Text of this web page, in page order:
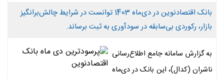
بانک اقتصادنوین در دی‌ماه 1403 توانست در شرایط چالش‌برانگیز
بازار، رکوردی بی‌سابقه در سودآوری به ثبت برساند.
به گزارش سامانه جامع اطلاع‌رسانی
ناشران (کدال)، این بانک در دی‌ماه